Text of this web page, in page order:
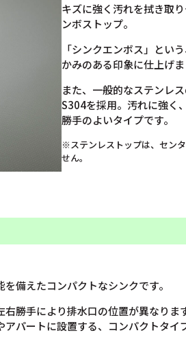
キズに強く汚れを拭き取
ンボストップ。
「シンクエンボス」とい
かみのある印象に仕上げま
また、一般的なステンレ
S304を採用。汚れに強く
勝手のよいタイプです。
※ステンレストップは、セン
せん。
備えたコンパクトなシンクです。
右勝手により排水口の位置が異なりま
アパートに設置する、コンパクトタイ